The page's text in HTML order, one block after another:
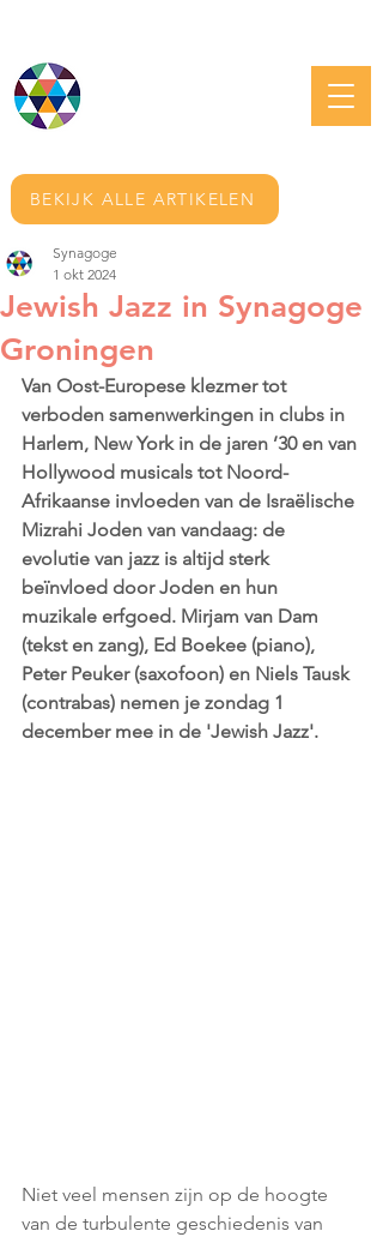
BEKIJK ALLE ARTIKELEN
Jewish Jazz in Synagoge
Groningen
Synagoge
1 okt 2024
Van Oost-Europese klezmer tot
verboden samenwerkingen in clubs in
Harlem, New York in de jaren ’30 en van
Hollywood musicals tot Noord-
Afrikaanse invloeden van de Israëlische
Mizrahi Joden van vandaag: de
evolutie van jazz is altijd sterk
beïnvloed door Joden en hun
muzikale erfgoed. Mirjam van Dam
(tekst en zang), Ed Boekee (piano),
Peter Peuker (saxofoon) en Niels Tausk
(contrabas) nemen je zondag 1
december mee in de 'Jewish Jazz'.
Niet veel mensen zijn op de hoogte
van de turbulente geschiedenis van